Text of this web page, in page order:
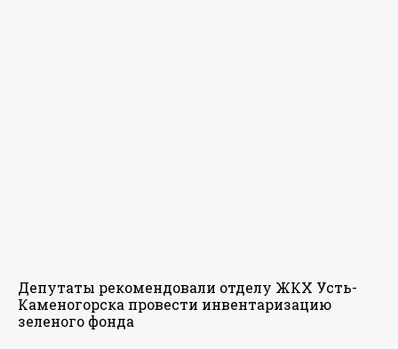
Депутаты рекомендовали отделу ЖКХ Усть-
Каменогорска провести инвентаризацию
зеленого фонда